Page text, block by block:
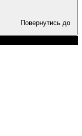
Повернутись до